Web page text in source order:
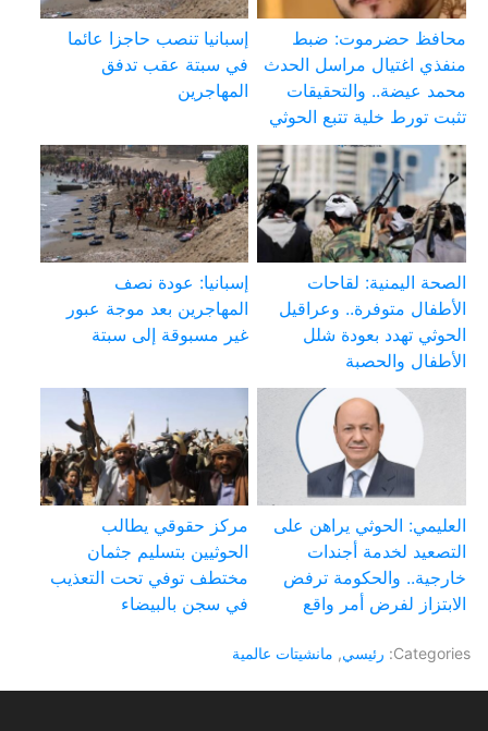
محافظ حضرموت: ضبط
منفذي اغتيال مراسل الحدث
محمد عيضة.. والتحقيقات
تثبت تورط خلية تتبع الحوثي
إسبانيا تنصب حاجزا عائما
في سبتة عقب تدفق
المهاجرين
الصحة اليمنية: لقاحات
الأطفال متوفرة.. وعراقيل
الحوثي تهدد بعودة شلل
الأطفال والحصبة
إسبانيا: عودة نصف
المهاجرين بعد موجة عبور
غير مسبوقة إلى سبتة
العليمي: الحوثي يراهن على
التصعيد لخدمة أجندات
خارجية.. والحكومة ترفض
الابتزاز لفرض أمر واقع
مركز حقوقي يطالب
الحوثيين بتسليم جثمان
مختطف توفي تحت التعذيب
في سجن بالبيضاء
Categories: رئيسي, مانشيتات عالمية